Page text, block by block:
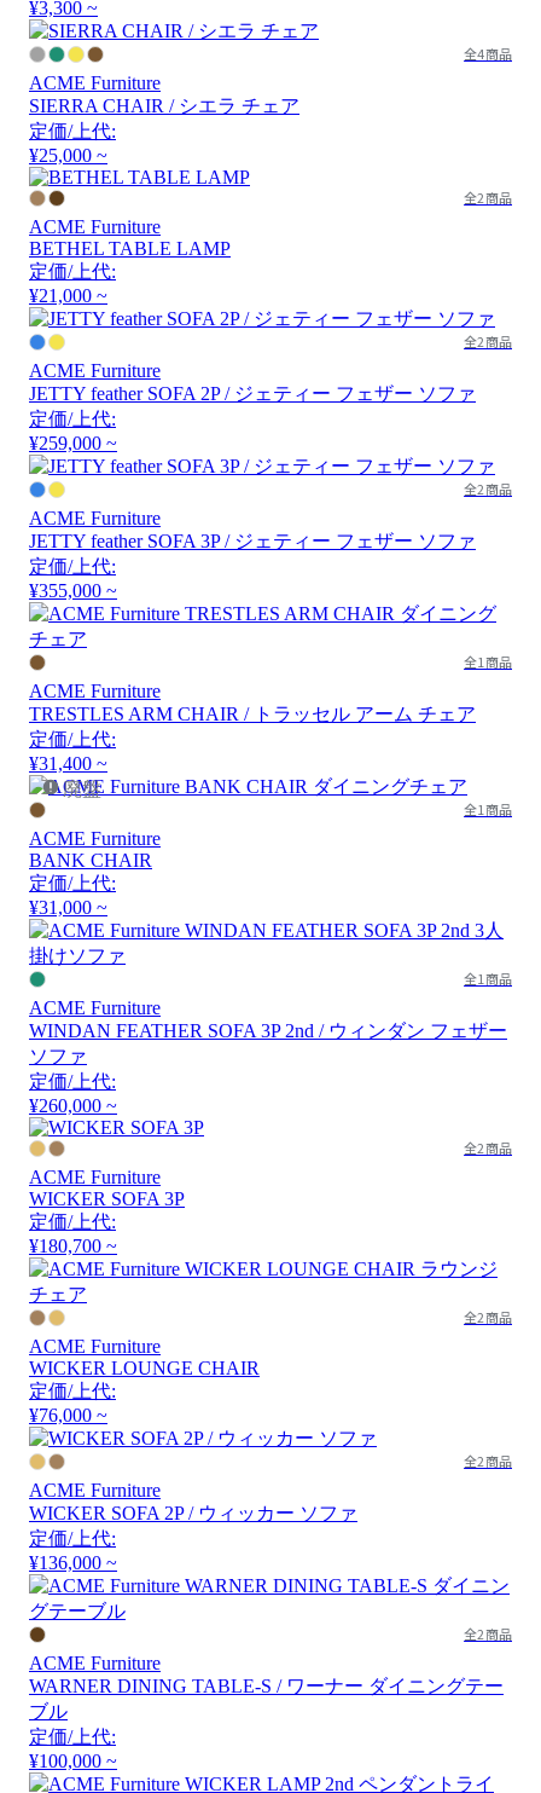
¥3,300 ~
全4商品
ACME Furniture
SIERRA CHAIR / シエラ チェア
定価/上代:
¥25,000 ~
全2商品
ACME Furniture
BETHEL TABLE LAMP
定価/上代:
¥21,000 ~
全2商品
ACME Furniture
JETTY feather SOFA 2P / ジェティー フェザー ソファ
定価/上代:
¥259,000 ~
全2商品
ACME Furniture
JETTY feather SOFA 3P / ジェティー フェザー ソファ
定価/上代:
¥355,000 ~
全1商品
ACME Furniture
TRESTLES ARM CHAIR / トラッセル アーム チェア
定価/上代:
¥31,400 ~
廃盤
全1商品
ACME Furniture
BANK CHAIR
定価/上代:
¥31,000 ~
全1商品
ACME Furniture
WINDAN FEATHER SOFA 3P 2nd / ウィンダン フェザー
ソファ
定価/上代:
¥260,000 ~
全2商品
ACME Furniture
WICKER SOFA 3P
定価/上代:
¥180,700 ~
全2商品
ACME Furniture
WICKER LOUNGE CHAIR
定価/上代:
¥76,000 ~
全2商品
ACME Furniture
WICKER SOFA 2P / ウィッカー ソファ
定価/上代:
¥136,000 ~
全2商品
ACME Furniture
WARNER DINING TABLE-S / ワーナー ダイニングテー
ブル
定価/上代:
¥100,000 ~